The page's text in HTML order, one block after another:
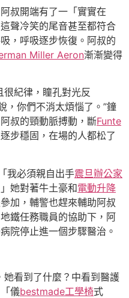
叔開端有了一「實實在
聲冷笑的尾音甚至都符合
，呼吸逐步恢復。阿叔的
Miller Aeron漸漸變得
很紀律，瞳孔對光反
，你們不消太煩惱了。”鐘
叔的頸動脈搏動，斷Funte
步穩固，在場的人都松了
我必須親自出手震旦辦公家
她對著牛土豪和電動升降
加，輔警也趕來輔助阿叔
鐵任務職員的協助下，阿
院停止進一個步驟醫治。
她看到了什麼？中看到醫護
儀bestmade工學椅式